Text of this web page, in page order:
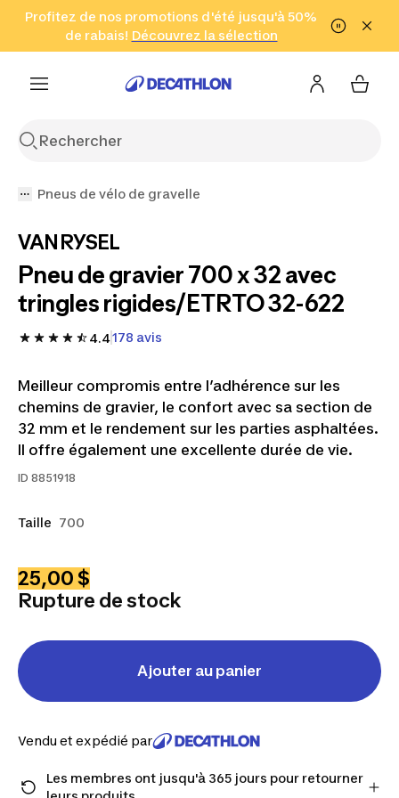
Aller à la recherche Aller au contenu Aller au pied de
Profitez de nos promotions d'été jusqu'à 50%
de rabais! Découvrez la sélection
Cliquez ici
en seulement 2 h!
(Zones sélectionnées)
Pneus de vélo de gravelle
VAN RYSEL
Pneu de gravier 700 x 32 avec
tringles rigides/ETRTO 32-622
4.4178 avis
Meilleur compromis entre l’adhérence sur les
chemins de gravier, le confort avec sa section de
32 mm et le rendement sur les parties asphaltées.
Il offre également une excellente durée de vie.
ID 8851918
Taille 700
25,00 $
Rupture de stock
Ajouter au panier
Vendu et expédié par
Les membres ont jusqu'à 365 jours pour retourner